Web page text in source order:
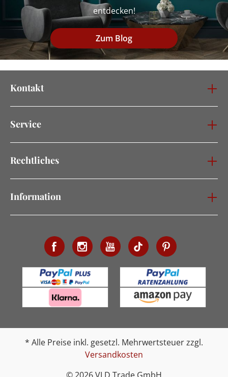
entdecken!
Zum Blog
Kontakt
Service
Rechtliches
Information
* Alle Preise inkl. gesetzl. Mehrwertsteuer zzgl.
Versandkosten